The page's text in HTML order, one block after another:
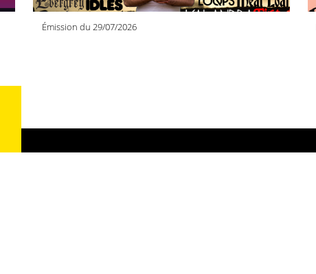
Émission du 29/07/2026